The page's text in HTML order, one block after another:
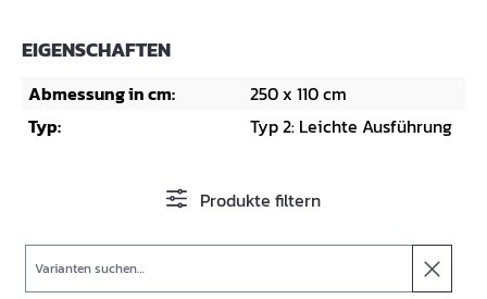
EIGENSCHAFTEN
Abmessung in cm:
250 x 110 cm
Typ:
Typ 2: Leichte Ausführung
Produkte filtern